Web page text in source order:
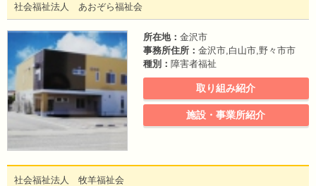
社会福祉法人 あおぞら福祉会
所在地： 金沢市
事務所住所： 金沢市,白山市,野々市市
種別： 障害者福祉
取り組み紹介
施設・事業所紹介
社会福祉法人 牧羊福祉会